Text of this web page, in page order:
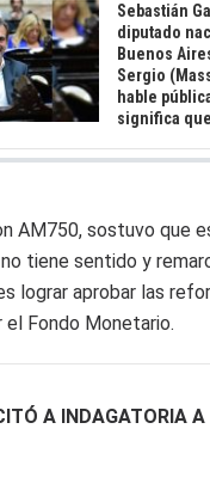
Sebastián
diputado
Buenos
Sergio
hable
significa
AM750, sostuvo que
tiene sentido y
lograr aprobar las
el Fondo Monetario.
A INDAGATORIA A